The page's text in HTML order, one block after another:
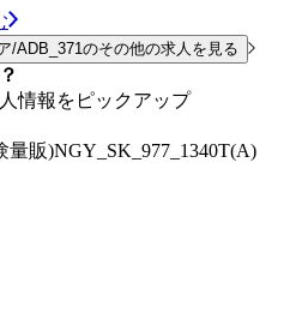
/ADB_371のその他の求人を見る
情報をピックアップ
販)NGY_SK_977_1340T(A)